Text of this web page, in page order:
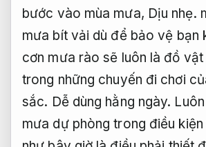
bước vào mùa mưa, Dịu nhẹ.
mưa bít vải dù để bảo vệ bạn
cơn mưa rào sẽ luôn là đồ
trong những chuyến đi chơi
sắc. Dễ dùng hằng ngày.
mưa dự phòng trong điều